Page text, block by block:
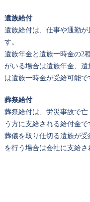
遺族給付
遺族給付は、仕事や通勤
す。
遺族年金と遺族一時金の2
がいる場合は遺族年金、
は遺族一時金が受給可能で
葬祭給付
葬祭給付は、労災事故で
う方に支給される給付金で
葬儀を取り仕切る遺族が
を行う場合は会社に支給さ